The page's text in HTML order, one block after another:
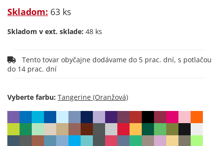
Skladom: 63 ks
Skladom v ext. sklade: 48 ks
do 14 prac. dní
Vyberte farbu: